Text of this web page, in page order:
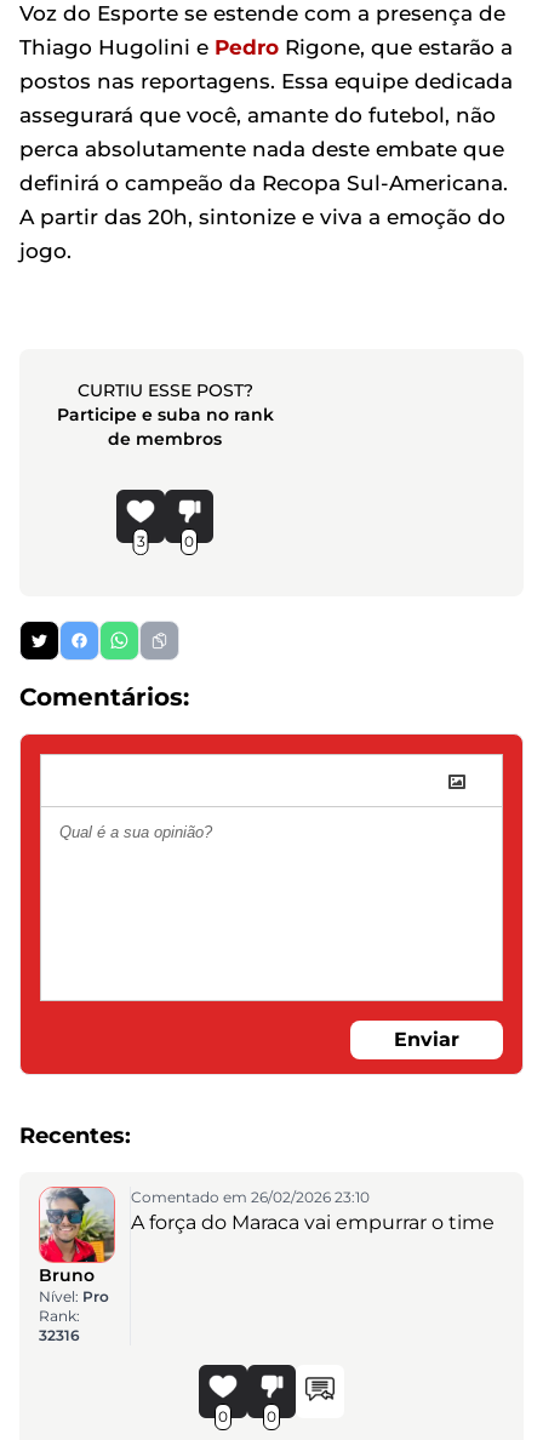
Voz do Esporte se estende com a presença de
Thiago Hugolini e Pedro Rigone, que estarão a
postos nas reportagens. Essa equipe dedicada
assegurará que você, amante do futebol, não
perca absolutamente nada deste embate que
definirá o campeão da Recopa Sul-Americana.
A partir das 20h, sintonize e viva a emoção do
jogo.
CURTIU ESSE POST?
Participe e suba no rank
de membros
3 0
Comentários:
Enviar
Recentes:
Bruno
Nível: Pro
Rank:
32316
Comentado em 26/02/2026 23:10
A força do Maraca vai empurrar o time
0 0